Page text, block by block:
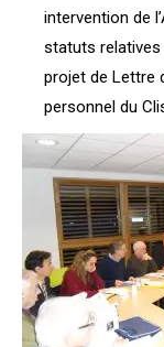
intervention de
statuts relatives
projet de Lettre
personnel du